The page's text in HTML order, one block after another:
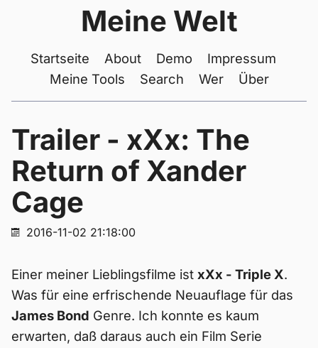
Meine Welt
Startseite About Demo
Impressum
Meine Tools
Search Wer Über
Trailer - xXx: The
Return of Xander
Cage
2016-11-02 21:18:00
Einer meiner Lieblingsfilme ist xXx - Triple X.
Was für eine erfrischende Neuauflage für das
James Bond Genre. Ich konnte es kaum
erwarten, daß daraus auch ein Film Serie